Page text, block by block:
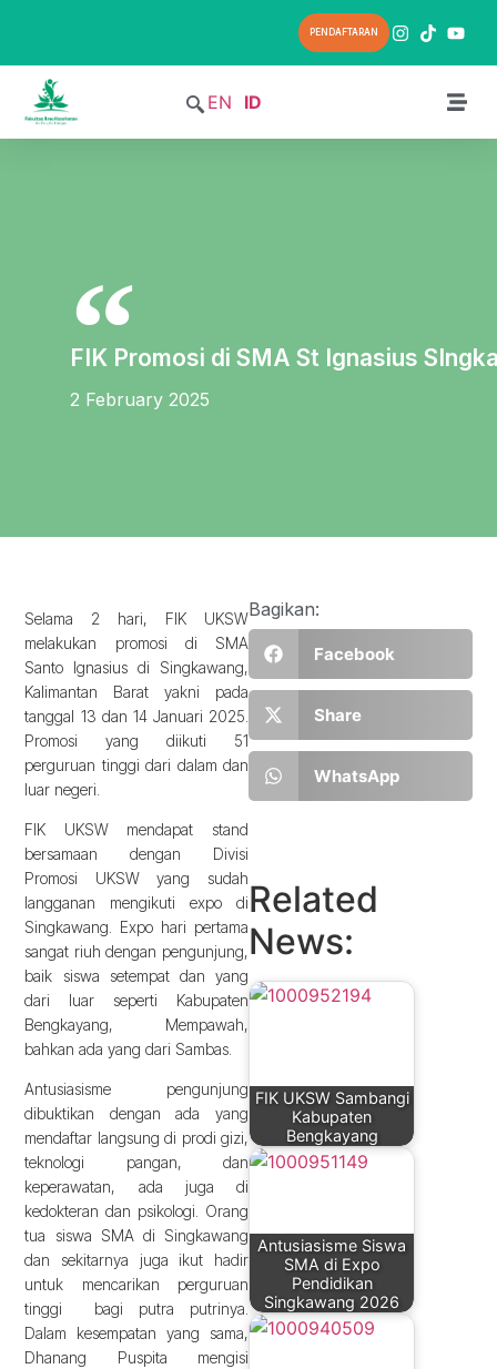
PENDAFTARAN
EN ID
FIK Promosi di SMA St Ignasius
2 February 2025
Selama 2 hari, FIK UKSW
melakukan promosi di SMA
Santo Ignasius di Singkawang,
Kalimantan Barat yakni pada
tanggal 13 dan 14 Januari 2025.
Promosi yang diikuti 51
perguruan tinggi dari dalam dan
luar negeri.
FIK UKSW mendapat stand
bersamaan dengan Divisi
Promosi UKSW yang sudah
langganan mengikuti expo di
Singkawang. Expo hari pertama
sangat riuh dengan pengunjung,
baik siswa setempat dan yang
dari luar seperti Kabupaten
Bengkayang, Mempawah,
bahkan ada yang dari Sambas.
Antusiasisme pengunjung
dibuktikan dengan ada yang
mendaftar langsung di prodi gizi,
teknologi pangan, dan
keperawatan, ada juga di
kedokteran dan psikologi. Orang
tua siswa SMA di Singkawang
dan sekitarnya juga ikut hadir
untuk mencarikan perguruan
tinggi bagi putra putrinya.
Dalam kesempatan yang sama,
Dhanang Puspita mengisi
Bagikan:
Facebook
Share
WhatsApp
Related
News:
FIK UKSW Sambangi
Kabupaten
Bengkayang
Antusiasisme Siswa
SMA di Expo
Pendidikan
Singkawang 2026